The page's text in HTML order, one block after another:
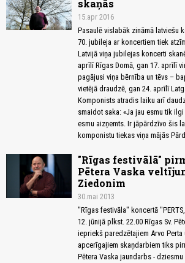
skaņās
15.apr 2016
Pasaulē vislabāk zināmā latviešu
70. jubileja ar koncertiem tiek
Latvijā viņa jubilejas koncerti
aprīlī Rīgas Domā, gan 17. aprīlī
pagājusi viņa bērnība un tēvs –
vietējā draudzē, gan 24. aprīlī
Komponists atradis laiku arī
smaidot saka: «Ja jau esmu tik
esmu aizņemts. Ir jāpārdzīvo šis
komponistu tiekas viņa mājās
"Rīgas festivālā"
Pētera Vaska
Ziedonim
30.mai 2013
"Rīgas festivāla" koncertā "PERTS,
12. jūnijā plkst. 22.00 Rīgas Sv.
iepriekš paredzētajiem Arvo Perta
apcerīgajiem skaņdarbiem tiks
Pētera Vaska jaundarbs -